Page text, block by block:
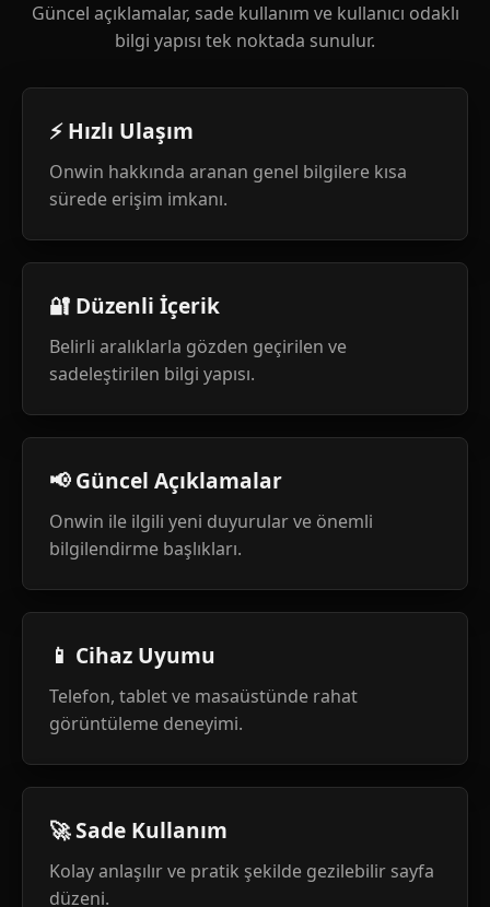
Güncel açıklamalar, sade kullanım ve kullanıcı odaklı
bilgi yapısı tek noktada sunulur.
⚡ Hızlı Ulaşım
Onwin hakkında aranan genel bilgilere kısa
sürede erişim imkanı.
🔐 Düzenli İçerik
Belirli aralıklarla gözden geçirilen ve
sadeleştirilen bilgi yapısı.
📢 Güncel Açıklamalar
Onwin ile ilgili yeni duyurular ve önemli
bilgilendirme başlıkları.
📱 Cihaz Uyumu
Telefon, tablet ve masaüstünde rahat
görüntüleme deneyimi.
🚀 Sade Kullanım
Kolay anlaşılır ve pratik şekilde gezilebilir sayfa
düzeni.